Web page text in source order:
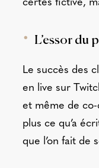
certes fictive,
L’essor du
Le succès des
en live sur
et même de co-
plus ce qu’a
que l’on fait de